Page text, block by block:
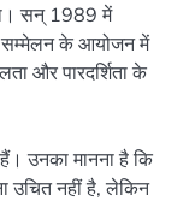
सन् 1989 में
सम्मेलन के आयोजन में
और पारदर्शिता के
उनका मानना है कि
उचित नहीं है, लेकिन